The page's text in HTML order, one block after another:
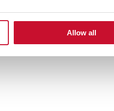
Allow all